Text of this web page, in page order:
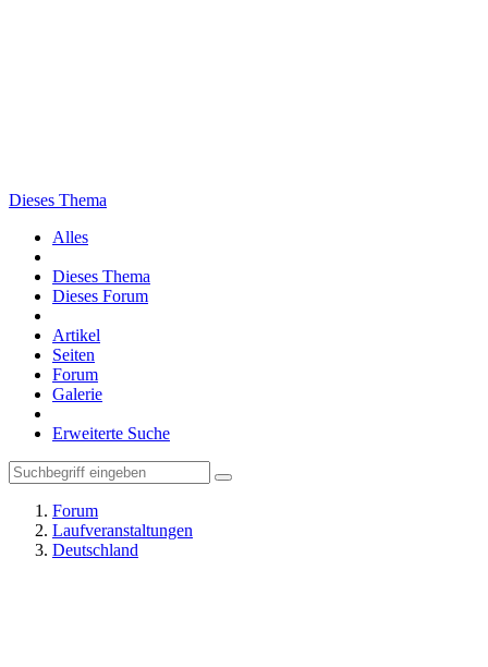
Dieses Thema
Alles
Dieses Thema
Dieses Forum
Artikel
Seiten
Forum
Galerie
Erweiterte Suche
Forum
Laufveranstaltungen
Deutschland